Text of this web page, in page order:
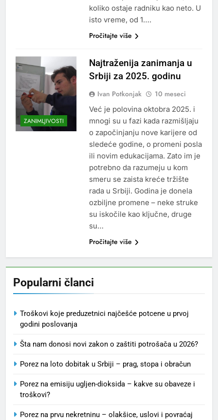
koliko ostaje radniku kao neto. U
isto vreme, od 1….
Pročitajte više
ZANIMLJIVOSTI
Najtraženija zanimanja u
Srbiji za 2025. godinu
Ivan Potkonjak 10 meseci
Već je polovina oktobra 2025. i
mnogi su u fazi kada razmišljaju
o započinjanju nove karijere od
sledeće godine, o promeni posla
ili novim edukacijama. Zato im je
potrebno da razumeju u kom
smeru se zaista kreće tržište
rada u Srbiji. Godina je donela
ozbiljne promene – neke struke
su iskočile kao ključne, druge
su…
Pročitajte više
Popularni članci
Troškovi koje preduzetnici najčešće potcene u prvoj
godini poslovanja
Šta nam donosi novi zakon o zaštiti potrošača u 2026?
Porez na loto dobitak u Srbiji – prag, stopa i obračun
Porez na emisiju ugljen-dioksida – kakve su obaveze i
troškovi?
Porez na prvu nekretninu – olakšice, uslovi i povraćaj